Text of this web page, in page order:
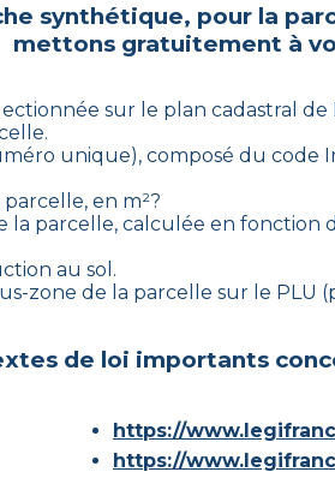
synthétique, pour la
mettons gratuitement à
sur le plan cadastral de
unique), composé du code
en m²?
la parcelle, calculée en fonction
au sol.
zone de la parcelle sur le PLU
de loi importants